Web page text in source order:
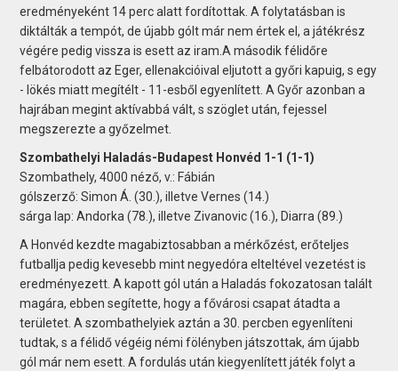
eredményeként 14 perc alatt fordítottak. A folytatásban is
diktálták a tempót, de újabb gólt már nem értek el, a játékrész
végére pedig vissza is esett az iram.A második félidőre
felbátorodott az Eger, ellenakcióival eljutott a győri kapuig, s egy
- lökés miatt megítélt - 11-esből egyenlített. A Győr azonban a
hajrában megint aktívabbá vált, s szöglet után, fejessel
megszerezte a győzelmet.
Szombathelyi Haladás-Budapest Honvéd 1-1 (1-1)
Szombathely, 4000 néző, v.: Fábián
gólszerző: Simon Á. (30.), illetve Vernes (14.)
sárga lap: Andorka (78.), illetve Zivanovic (16.), Diarra (89.)
A Honvéd kezdte magabiztosabban a mérkőzést, erőteljes
futballja pedig kevesebb mint negyedóra elteltével vezetést is
eredményezett. A kapott gól után a Haladás fokozatosan talált
magára, ebben segítette, hogy a fővárosi csapat átadta a
területet. A szombathelyiek aztán a 30. percben egyenlíteni
tudtak, s a félidő végéig némi fölényben játszottak, ám újabb
gól már nem esett. A fordulás után kiegyenlített játék folyt a